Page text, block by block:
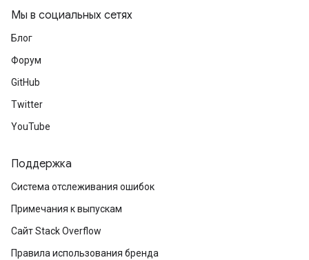
Мы в социальных сетях
Блог
Форум
GitHub
Twitter
YouTube
Поддержка
Система отслеживания ошибок
Примечания к выпускам
Сайт Stack Overflow
Правила использования бренда